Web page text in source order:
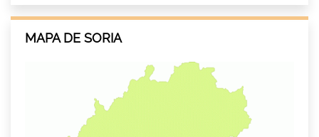
MAPA DE SORIA